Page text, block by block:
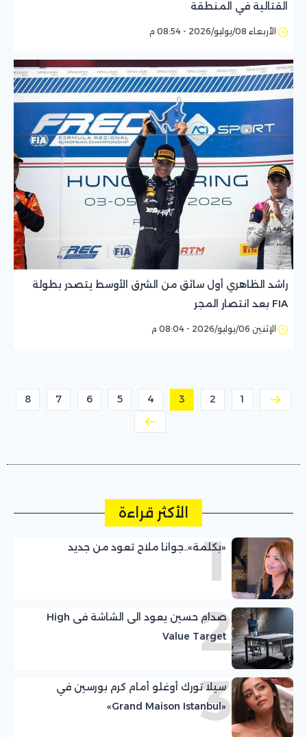
القتالية في المنطقة
الأربعاء 08/يوليو/2026 - 08:54 م
راشد الظاهري أول سائق من الشرق الأوسط يتصدر بطولة
FIA بعد انتصار المجر
الإثنين 06/يوليو/2026 - 08:04 م
1
2
3
4
5
6
7
8
الأكثر قراءة
1
«بكلمة»..جوانا ملاح تعود من جديد
2
صدام حسين يعود الى الشاشة فى High
Value Target
3
سيلا تورك أوغلو أمام كرم بورسين في
«Grand Maison Istanbul»